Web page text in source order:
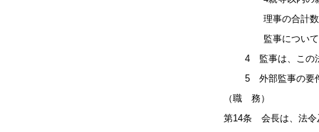
理事の合計数が理
監事についても
4 監事は、この法
5 外部監事の要件
（職 務）
第14条 会長は、法令